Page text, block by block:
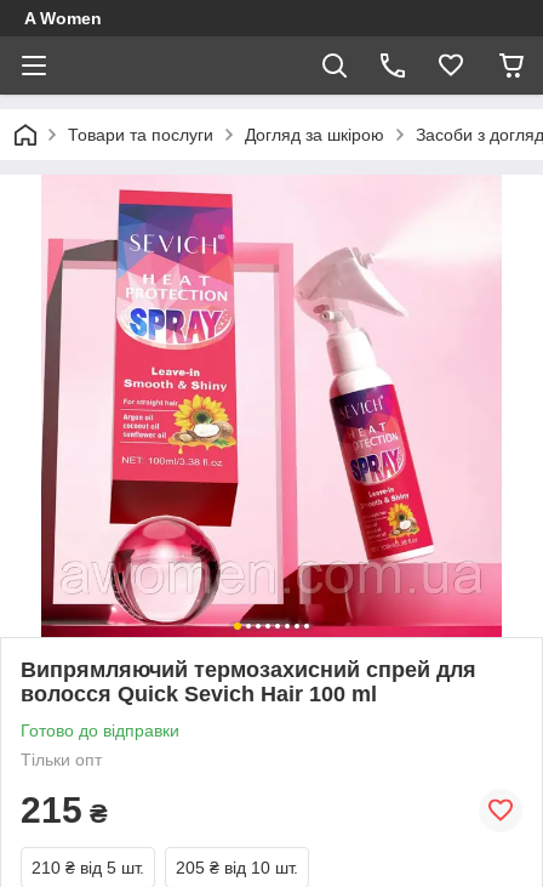
A Women
Товари та послуги Догляд за шкірою Засоби з
Випрямляючий термозахисний спрей для
волосся Quick Sevich Hair 100 ml
Готово до відправки
Тільки опт
215 ₴
210 ₴ від 5 шт. 205 ₴ від 10 шт.